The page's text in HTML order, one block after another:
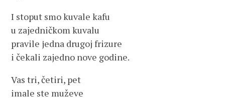
I stoput smo kuvale kafu
u zajedničkom kuvalu
pravile јedna drugoj frizure
i čekali zajedno nove godine.
Vas tri, četiri, pet
imale ste muževe